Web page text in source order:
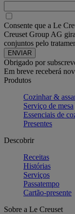
Consente que a Le
Creuset Group AG
conjuntos pelo
Obrigado por
Em breve receberá
Produtos
Cozinhar &
Serviço de mesa
Essenciais de
Presentes
Descobrir
Receitas
Histórias
Serviços
Passatempo
Cartão-presente
Sobre a Le Creuset